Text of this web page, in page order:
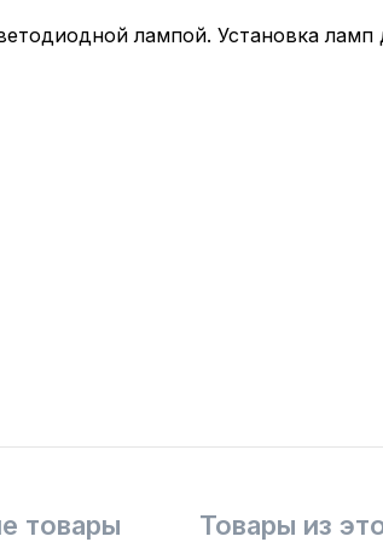
лампой. Установка ламп
товары Товары из